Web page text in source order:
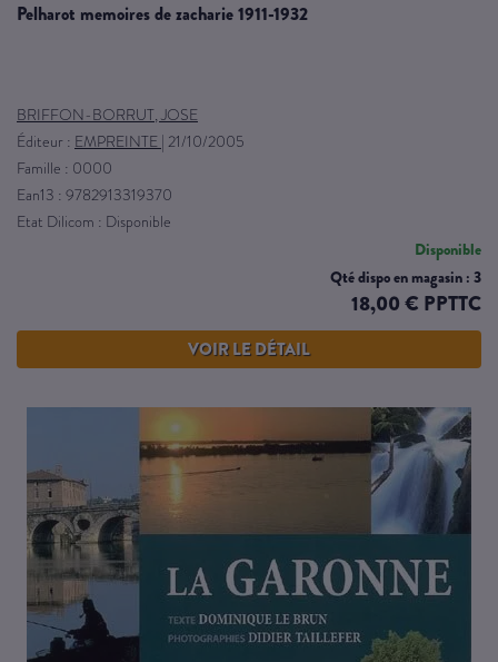
pelharot memoires de zacharie 1911-1932
BRIFFON-BORRUT, JOSE
Éditeur : EMPREINTE 21/10/2005
Famille : 0000
Ean13 : 9782913319370
Etat Dilicom : Disponible
Disponible
Qté dispo en magasin : 3
18,00 € PPTTC
VOIR LE DÉTAIL